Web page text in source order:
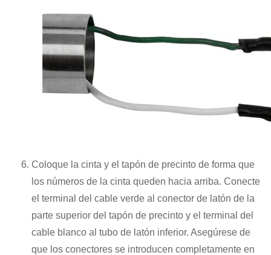
Coloque la cinta y el tapón de precinto de forma que
los números de la cinta queden hacia arriba. Conecte
el terminal del cable verde al conector de latón de la
parte superior del tapón de precinto y el terminal del
cable blanco al tubo de latón inferior. Asegúrese de
que los conectores se introducen completamente en